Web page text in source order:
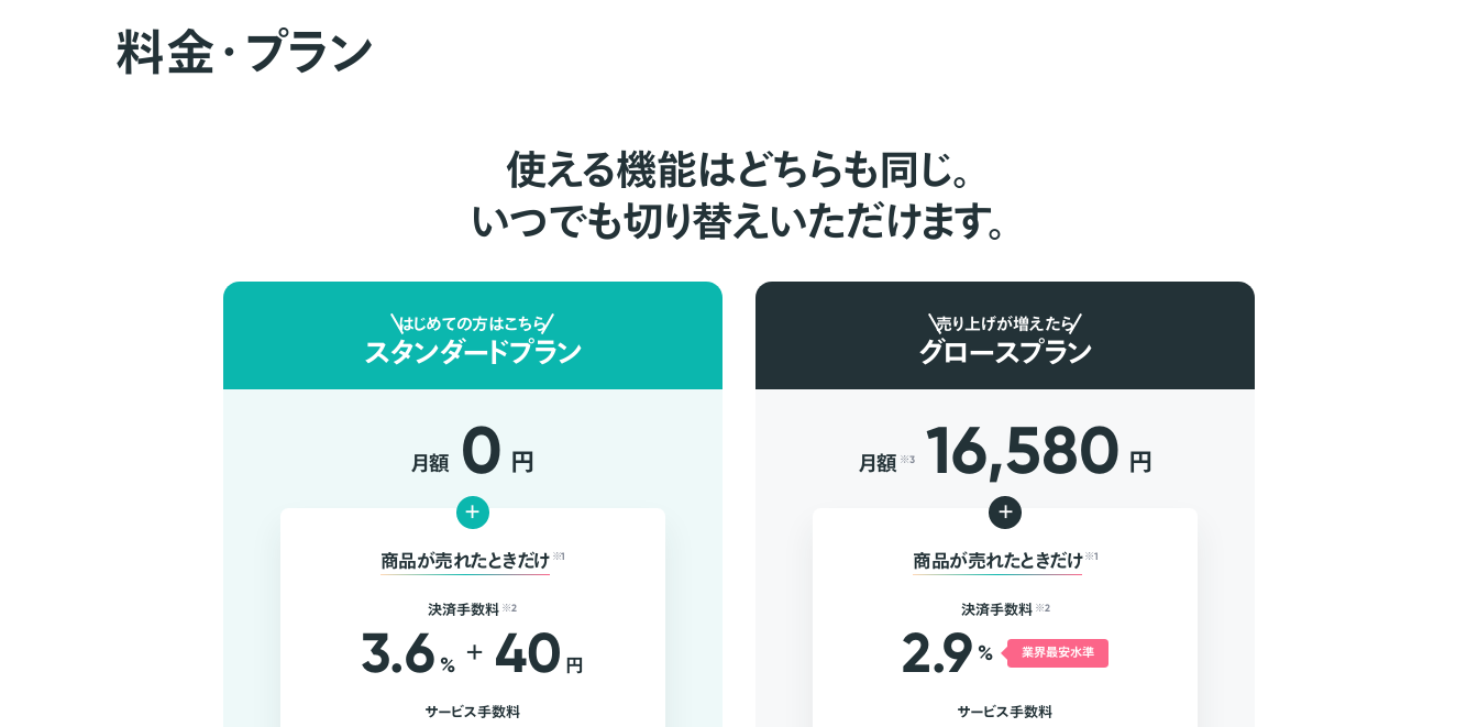
料金・プラン
使える機能はどちらも同じ。
いつでも切り替えいただけます。
はじめての方はこちら
スタンダードプラン
月額 0 円
+
商品が売れたときだけ ※1
決済手数料 ※2
3.6 % + 40 円
サービス手数料
売り上げが増えたら
グロースプラン
月額 ※3 16,580 円
+
商品が売れたときだけ ※1
決済手数料 ※2
2.9 % 業界最安水準
サービス手数料